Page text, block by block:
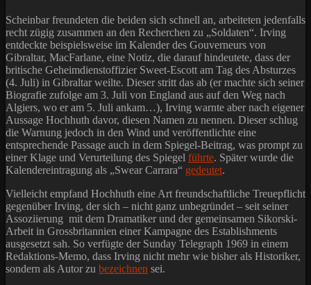
Scheinbar freundeten die beiden sich schnell an, arbeiteten jedenfalls
recht zügig zusammen an den Recherchen zu „Soldaten“. Irving
entdeckte beispielsweise im Kalender des Gouverneurs von
Gibraltar, MacFarlane, eine Notiz, die darauf hindeutete, dass der
britische Geheimdienstoffizier Sweet-Escott am Tag des Absturzes
(4. Juli) in Gibraltar weilte. Dieser stritt das ab (er machte sich seiner
Biografie zufolge am 3. Juli von England aus auf den Weg nach
Algiers, wo er am 5. Juli ankam…), Irving warnte aber nach eigener
Aussage Hochhuth davor, diesen Namen zu nennen. Dieser schlug
die Warnung jedoch in den Wind und veröffentlichte eine
entsprechende Passage auch in dem Spiegel-Beitrag, was prompt zu
einer Klage und Verurteilung des Spiegel führte. Später wurde die
Kalendereintragung als „Swear Carrara“ gedeutet.
Vielleicht empfand Hochhuth eine Art freundschaftliche Treuepflicht
gegenüber Irving, der sich – nicht ganz unbegründet – seit seiner
Assoziierung mit dem Dramatiker und der gemeinsamen Sikorski-
Arbeit in Grossbritannien einer Kampagne des Establishments
ausgesetzt sah. So verfügte der Sunday Telegraph 1969 in einem
Redaktions-Memo, dass Irving nicht mehr wie bisher als Historiker,
sondern als Autor zu bezeichnen sei.